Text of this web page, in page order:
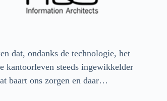
dat, ondanks de technologie, het
kantoorleven steeds ingewikkelder
baart ons zorgen en daar…